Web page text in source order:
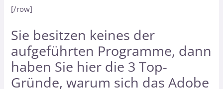
[/row]
Sie besitzen keines der
aufgeführten Programme, dann
haben Sie hier die 3 Top-
Gründe, warum sich das Adobe